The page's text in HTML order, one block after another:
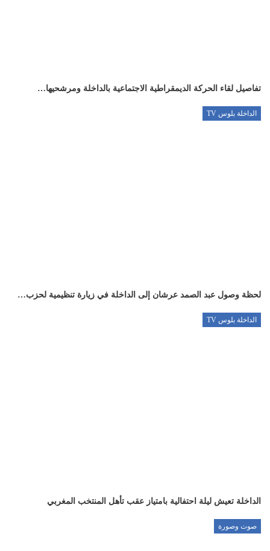
تفاصيل لقاء الحركة الديمقراطية الاجتماعية بالداخلة ومرشحيها…
الداخلة بلوس TV
لحظة وصول عبد الصمد عرشان إلى الداخلة في زيارة تنظيمية لحزب…
الداخلة بلوس TV
الداخلة تعيش ليلة احتفالية بامتياز عقب تأهل المنتخب المغربي
صوت وصورة